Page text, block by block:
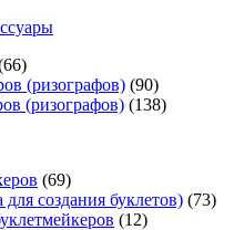
(ризографов) (90)
(ризографов) (138)
(69)
создания буклетов) (73)
(12)